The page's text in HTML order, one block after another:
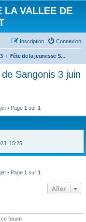
LA VALLEE DE
Connexion
Inscription
Fête de la jeunesse ST André de Sangonis 3 juin 2023
Sangonis 3 juin
• Page 1 sur 1
15:25
• Page 1 sur 1
Aller
forum